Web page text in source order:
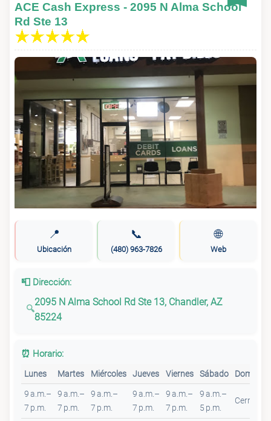
ACE Cash Express - 2095 N Alma School
Rd Ste 13
📍
Ubicación
📞
(480) 963-7826
🌐
Web
📮 Dirección:
2095 N Alma School Rd Ste 13, Chandler, AZ
85224
⏰ Horario:
Lunes Martes Miércoles Jueves Viernes Sábado Domingo
9 a.m.–
7 p.m.
9 a.m.–
7 p.m.
9 a.m.–
7 p.m.
9 a.m.–
7 p.m.
9 a.m.–
7 p.m.
9 a.m.–
5 p.m.
Cerrado